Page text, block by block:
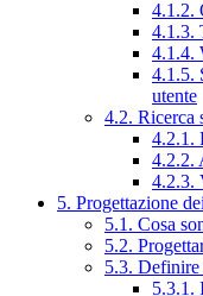
4.1.2.
4.1.3.
4.1.4.
4.1.5.
utente
4.2. Ricerca
4.2.1.
4.2.2.
4.2.3.
5. Progettazione
5.1. Cosa
5.2.
5.3.
5.3.1.